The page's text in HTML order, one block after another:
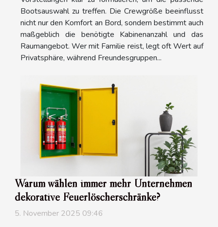
Bootsauswahl zu treffen. Die Crewgröße beeinflusst
nicht nur den Komfort an Bord, sondern bestimmt auch
maßgeblich die benötigte Kabinenanzahl und das
Raumangebot. Wer mit Familie reist, legt oft Wert auf
Privatsphäre, während Freundesgruppen...
Warum wählen immer mehr Unternehmen
dekorative Feuerlöscherschränke?
5. November 2025 09:46